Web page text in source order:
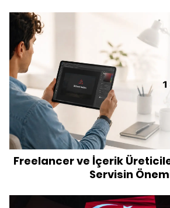
Freelancer ve İçerik
Servisin